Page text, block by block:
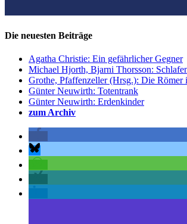
Die neuesten Beiträge
Agatha Christie: Ein gefährlicher Gegner
Michael Hjorth, Bjarni Thorsson:
Grothe, Pfaffenzeller (Hrsg.): Die Römer
Günter Neuwirth: Totentrank
Günter Neuwirth: Erdenkinder
zum Archiv